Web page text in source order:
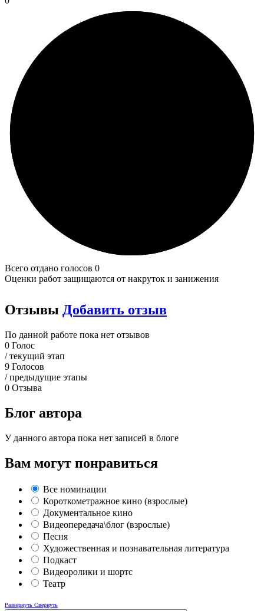
Всего отдано голосов 0
Оценки работ защищаются от накруток и занижения
Отзывы Добавить отзыв
По данной работе пока нет отзывов
0 Голос
/ текущий этап
9 Голосов
/ предыдущие этапы
0 Отзыва
Блог автора
У данного автора пока нет записей в блоге
Вам могут понравиться
Все номинации
Короткометражное кино (взрослые)
Документальное кино
Видеопередача\блог (взрослые)
Песня
Художественная и познавательная литература
Подкаст
Видеоролики и шортс
Театр
Развернуть Свернуть